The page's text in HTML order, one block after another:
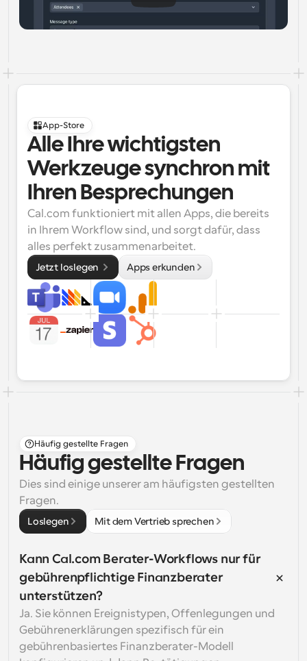
App-Store
Alle Ihre wichtigsten
Werkzeuge synchron mit
Ihren Besprechungen
Cal.com funktioniert mit allen Apps, die bereits
in Ihrem Workflow sind, und sorgt dafür, dass
alles perfekt zusammenarbeitet.
Jetzt loslegen Apps erkunden
Häufig gestellte Fragen
Häufig gestellte Fragen
Dies sind einige unserer am häufigsten gestellten
Fragen.
Loslegen Mit dem Vertrieb sprechen
Kann Cal.com Berater-Workflows nur für
gebührenpflichtige Finanzberater
unterstützen?
Ja. Sie können Ereignistypen, Offenlegungen und
Gebührenerklärungen spezifisch für ein
gebührenbasiertes Finanzberater-Modell